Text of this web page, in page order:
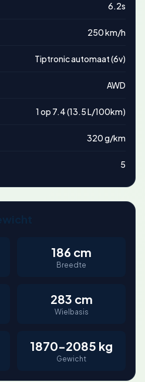
6.2s
250 km/h
Tiptronic automaat (6v)
AWD
1 op 7.4 (13.5 L/100km)
320 g/km
5
186 cm
Breedte
283 cm
Wielbasis
1870-2085 kg
Gewicht